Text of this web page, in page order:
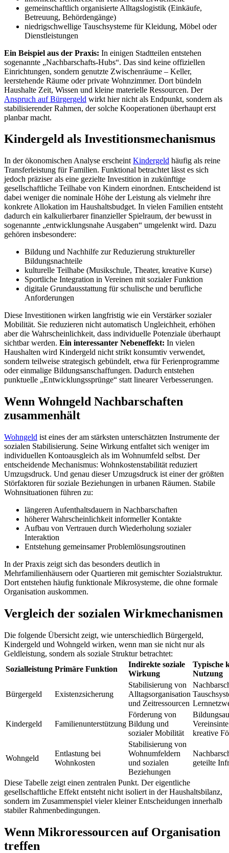
gemeinschaftlich organisierte Alltagslogistik (Einkäufe,
Betreuung, Behördengänge)
niedrigschwellige Tauschsysteme für Kleidung, Möbel oder
Dienstleistungen
Ein Beispiel aus der Praxis: In einigen Stadtteilen entstehen
sogenannte „Nachbarschafts-Hubs“. Das sind keine offiziellen
Einrichtungen, sondern genutzte Zwischenräume – Keller,
leerstehende Räume oder private Wohnzimmer. Dort bündeln
Haushalte Zeit, Wissen und kleine materielle Ressourcen. Der
Anspruch auf Bürgergeld wirkt hier nicht als Endpunkt, sondern als
stabilisierender Rahmen, der solche Kooperationen überhaupt erst
planbar macht.
Kindergeld als Investitionsmechanismus
In der ökonomischen Analyse erscheint Kindergeld häufig als reine
Transferleistung für Familien. Funktional betrachtet lässt es sich
jedoch präziser als eine gezielte Investition in zukünftige
gesellschaftliche Teilhabe von Kindern einordnen. Entscheidend ist
dabei weniger die nominale Höhe der Leistung als vielmehr ihre
konkrete Allokation im Haushaltsbudget. In vielen Familien entsteht
dadurch ein kalkulierbarer finanzieller Spielraum, der bewusst in
sogenannte „entwicklungsnahe Ausgaben“ umgelenkt wird. Dazu
gehören insbesondere:
Bildung und Nachhilfe zur Reduzierung struktureller
Bildungsnachteile
kulturelle Teilhabe (Musikschule, Theater, kreative Kurse)
Sportliche Integration in Vereinen mit sozialer Funktion
digitale Grundausstattung für schulische und berufliche
Anforderungen
Diese Investitionen wirken langfristig wie ein Verstärker sozialer
Mobilität. Sie reduzieren nicht automatisch Ungleichheit, erhöhen
aber die Wahrscheinlichkeit, dass individuelle Potenziale überhaupt
sichtbar werden. Ein interessanter Nebeneffekt: In vielen
Haushalten wird Kindergeld nicht strikt konsumtiv verwendet,
sondern teilweise strategisch gebündelt, etwa für Ferienprogramme
oder einmalige Bildungsanschaffungen. Dadurch entstehen
punktuelle „Entwicklungssprünge“ statt linearer Verbesserungen.
Wenn Wohngeld Nachbarschaften
zusammenhält
Wohngeld ist eines der am stärksten unterschätzten Instrumente der
sozialen Stabilisierung. Seine Wirkung entfaltet sich weniger im
individuellen Kontoausgleich als im Wohnumfeld selbst. Der
entscheidende Mechanismus: Wohnkostenstabilität reduziert
Umzugsdruck. Und genau dieser Umzugsdruck ist einer der größten
Störfaktoren für soziale Beziehungen in urbanen Räumen. Stabile
Wohnsituationen führen zu:
längeren Aufenthaltsdauern in Nachbarschaften
höherer Wahrscheinlichkeit informeller Kontakte
Aufbau von Vertrauen durch Wiederholung sozialer
Interaktion
Entstehung gemeinsamer Problemlösungsroutinen
In der Praxis zeigt sich das besonders deutlich in
Mehrfamilienhäusern oder Quartieren mit gemischter Sozialstruktur.
Dort entstehen häufig funktionale Mikrosysteme, die ohne formale
Organisation auskommen.
Vergleich der sozialen Wirkmechanismen
Die folgende Übersicht zeigt, wie unterschiedlich Bürgergeld,
Kindergeld und Wohngeld wirken, wenn man sie nicht nur als
Geldleistung, sondern als soziale Struktur betrachtet:
Sozialleistung Primäre Funktion
Indirekte soziale
Wirkung
Typische
Nutzung
Bürgergeld Existenzsicherung
Stabilisierung von
Alltagsorganisation
und Zeitressourcen
Kindergeld Familienunterstützung
Förderung von
Bildung und
sozialer Mobilität
kreative
Wohngeld
Entlastung bei
Wohnkosten
Stabilisierung von
Wohnumfeldern
und sozialen
Beziehungen
geteilte
Diese Tabelle zeigt einen zentralen Punkt. Der eigentliche
gesellschaftliche Effekt entsteht nicht isoliert in der Haushaltsbilanz,
sondern im Zusammenspiel vieler kleiner Entscheidungen innerhalb
stabiler Rahmenbedingungen.
Wenn Mikroressourcen auf Organisation
treffen